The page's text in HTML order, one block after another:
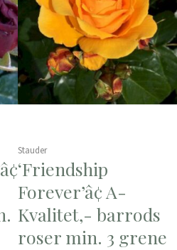
Stauder
‘Friendship
Forever’â¢ A-
Kvalitet,- barrods
roser min. 3 grene